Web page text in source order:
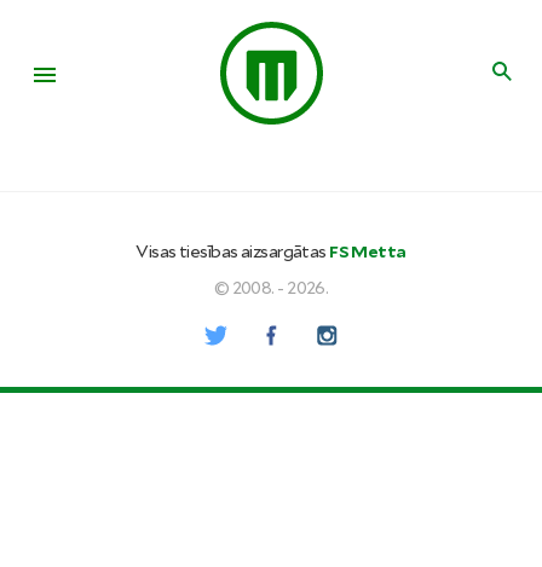
Visas tiesības aizsargātas FS Metta
© 2008. - 2026.